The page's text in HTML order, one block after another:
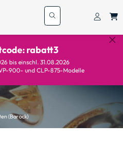
rabatt3
bis einschl. 31.08.2026
900- und CLP-875-Modelle
(Barock)